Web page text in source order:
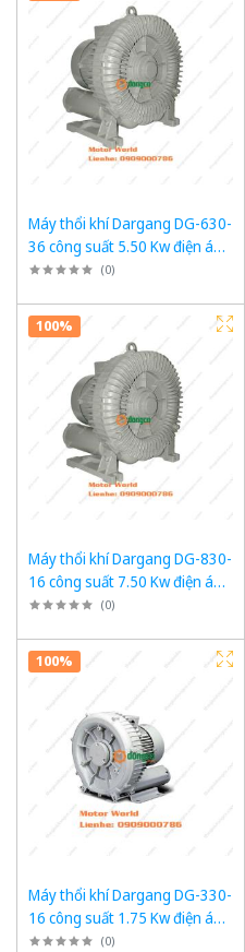
Máy thổi khí Dargang DG-630-
36 công suất 5.50 Kw điện áp
3 pha 380VAC, 50Hz
(0)
100%
Máy thổi khí Dargang DG-830-
16 công suất 7.50 Kw điện áp
3 pha 380VAC, 50Hz
(0)
100%
Máy thổi khí Dargang DG-330-
16 công suất 1.75 Kw điện áp
3 pha 380VAC, 50Hz
(0)